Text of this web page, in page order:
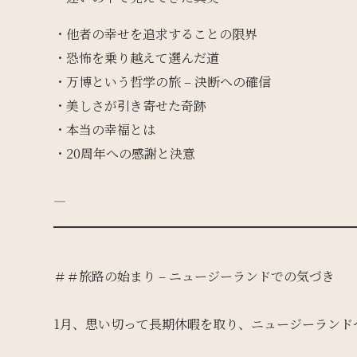
・他者の幸せを追求することの限界
・恐怖を乗り越えて選んだ道
・万博という哲学の旅 – 決断への確信
・美しさが引き寄せた奇跡
・本当の幸福とは
・20周年への感謝と決意
—
＃＃旅路の始まり – ニュージーランドでの気づき
1月、思い切って長期休暇を取り、ニュージーランド